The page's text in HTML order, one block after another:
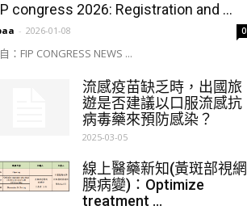
congress 2026: Registration and ...
- 2026-01-08 0
：FIP CONGRESS NEWS ...
流感疫苗缺乏時，出國旅
遊是否建議以口服流感抗
病毒藥來預防感染？
2025-03-05
線上醫藥新知(黃斑部視網
膜病變)：Optimize
treatment ...